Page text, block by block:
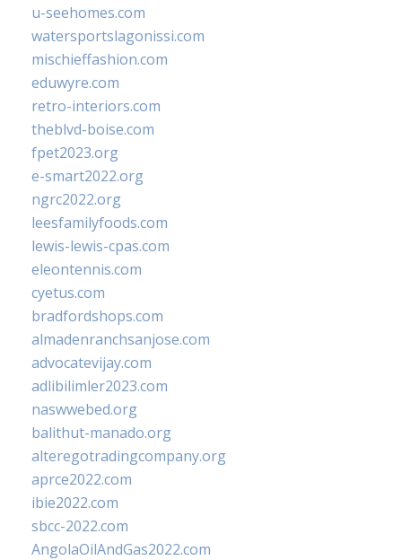
u-seehomes.com
watersportslagonissi.com
mischieffashion.com
eduwyre.com
retro-interiors.com
theblvd-boise.com
fpet2023.org
e-smart2022.org
ngrc2022.org
leesfamilyfoods.com
lewis-lewis-cpas.com
eleontennis.com
cyetus.com
bradfordshops.com
almadenranchsanjose.com
advocatevijay.com
adlibilimler2023.com
naswwebed.org
balithut-manado.org
alteregotradingcompany.org
aprce2022.com
ibie2022.com
sbcc-2022.com
AngolaOilAndGas2022.com